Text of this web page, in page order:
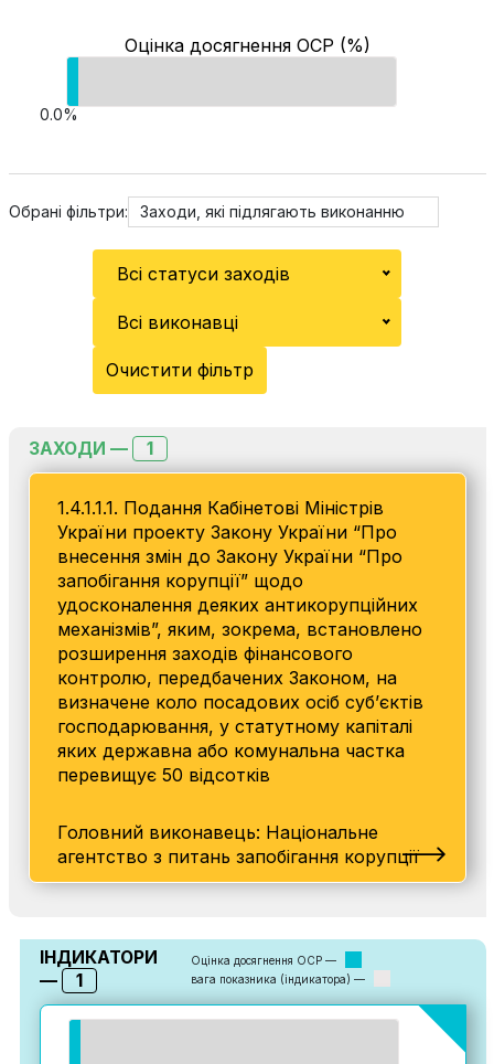
Оцінка досягнення ОСР (%)
0.0%
Обрані фільтри: Заходи, які підлягають виконанню
Всі статуси заходів
Всі виконавці
Очистити фільтр
ЗАХОДИ — 1
1.4.1.1.1. Подання Кабінетові Міністрів
України проекту Закону України “Про
внесення змін до Закону України “Про
запобігання корупції” щодо
удосконалення деяких антикорупційних
механізмів”, яким, зокрема, встановлено
розширення заходів фінансового
контролю, передбачених Законом, на
визначене коло посадових осіб суб’єктів
господарювання, у статутному капіталі
яких державна або комунальна частка
перевищує 50 відсотків
Головний виконавець: Національне
агентство з питань запобігання корупції
ІНДИКАТОРИ
—
1
Оцінка досягнення ОСР —
вага показника (індикатора) —